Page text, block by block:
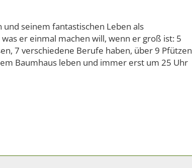
und seinem fantastischen Leben als
er einmal machen will, wenn er groß ist: 5
7 verschiedene Berufe haben, über 9 Pfützen
Baumhaus leben und immer erst um 25 Uhr